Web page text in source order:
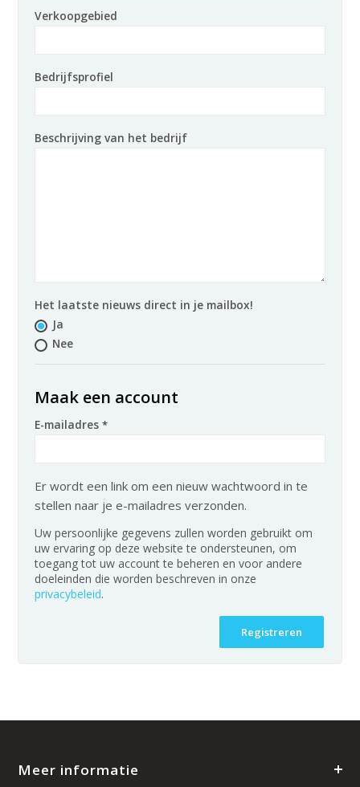
Verkoopgebied
Bedrijfsprofiel
Beschrijving van het bedrijf
Het laatste nieuws direct in je mailbox!
Ja
Nee
Maak een account
E-mailadres*
Er wordt een link om een nieuw wachtwoord in te
stellen naar je e-mailadres verzonden.
Uw persoonlijke gegevens zullen worden gebruikt om
uw ervaring op deze website te ondersteunen, om
toegang tot uw account te beheren en voor andere
doeleinden die worden beschreven in onze
privacybeleid.
Registreren
Meer informatie